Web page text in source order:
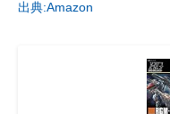
出典:Amazon